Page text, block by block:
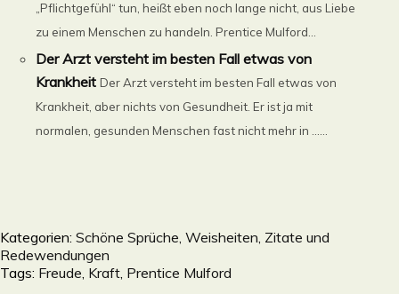
„Pflichtgefühl“ tun, heißt eben noch lange nicht, aus Liebe
zu einem Menschen zu handeln. Prentice Mulford...
Der Arzt versteht im besten Fall etwas von
Krankheit Der Arzt versteht im besten Fall etwas von
Krankheit, aber nichts von Gesundheit. Er ist ja mit
normalen, gesunden Menschen fast nicht mehr in ......
Kategorien: Schöne Sprüche, Weisheiten, Zitate und
Redewendungen
Tags: Freude Kraft Prentice Mulford